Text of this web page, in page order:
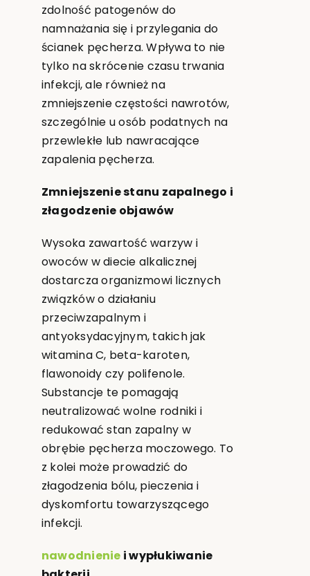
zdolność patogenów do
namnażania się i przylegania do
ścianek pęcherza. Wpływa to nie
tylko na skrócenie czasu trwania
infekcji, ale również na
zmniejszenie częstości nawrotów,
szczególnie u osób podatnych na
przewlekłe lub nawracające
zapalenia pęcherza.
Zmniejszenie stanu zapalnego i
złagodzenie objawów
Wysoka zawartość warzyw i
owoców w diecie alkalicznej
dostarcza organizmowi licznych
związków o działaniu
przeciwzapalnym i
antyoksydacyjnym, takich jak
witamina C, beta-karoten,
flawonoidy czy polifenole.
Substancje te pomagają
neutralizować wolne rodniki i
redukować stan zapalny w
obrębie pęcherza moczowego. To
z kolei może prowadzić do
złagodzenia bólu, pieczenia i
dyskomfortu towarzyszącego
infekcji.
nawodnienie i wypłukiwanie